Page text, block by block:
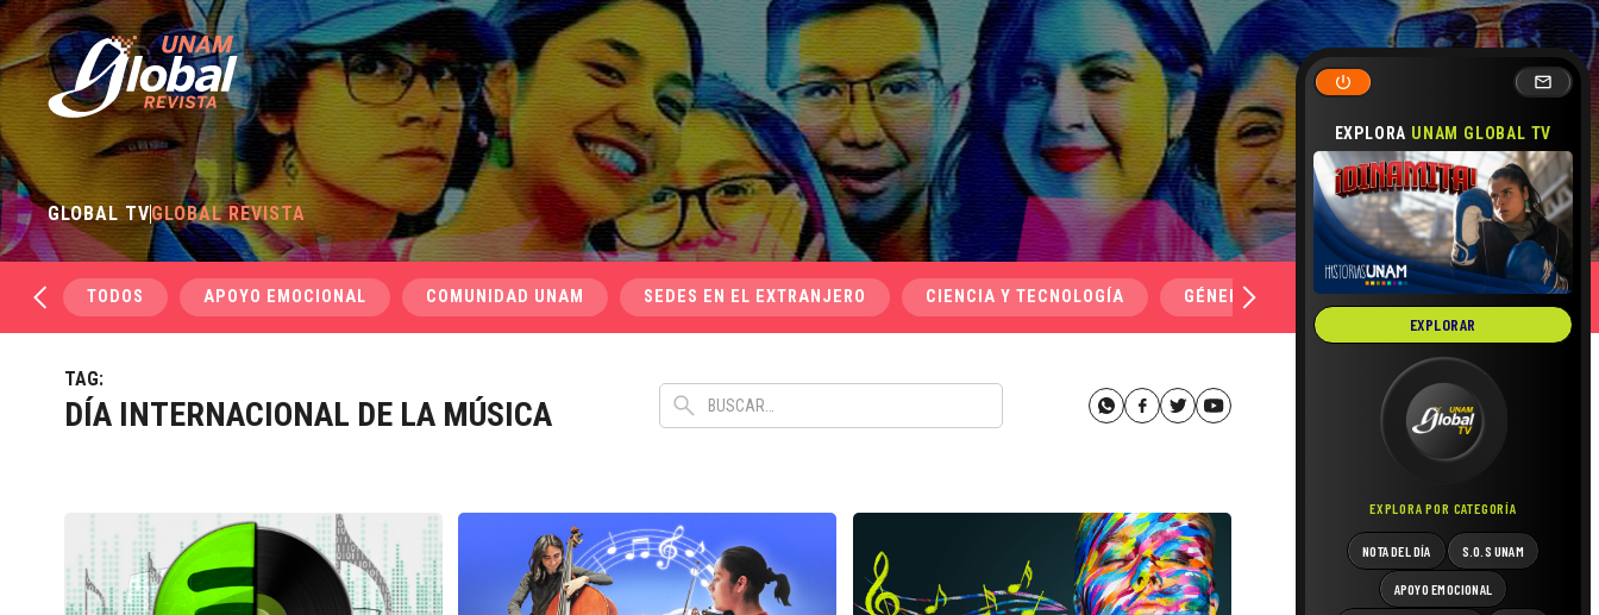
EXPLORA UNAM GLOBAL TV
EXPLORAR
EXPLORA POR CATEGORÍA
NOTA DEL DÍA S.O.S UNAM
APOYO EMOCIONAL
GLOBAL TVGLOBAL REVISTA
TODOS APOYO EMOCIONAL COMUNIDAD UNAM SEDES EN EL EXTRANJERO CIENCIA Y TECNOLOGÍA GÉNERO Y SEXUALIDAD SALUD
TAG:
DÍA INTERNACIONAL DE LA MÚSICA